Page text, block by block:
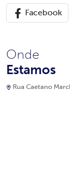
Facebook
Onde
Estamos
Rua Caetano